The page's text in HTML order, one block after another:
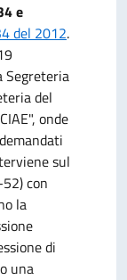
e
del 2012.
del
onde
sul
con
la
di
una